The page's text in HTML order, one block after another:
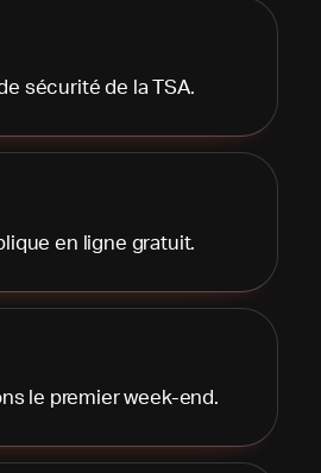
sécurité de la TSA.
en ligne gratuit.
le premier week-end.